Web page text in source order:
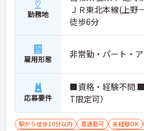
勤務地
ＪＲ東北本線(上野
徒歩6分
雇用形態 非常勤・パート・
応募要件
■資格・経験不問
T限定可）
駅から徒歩10分以内 車通勤可 未経験OK